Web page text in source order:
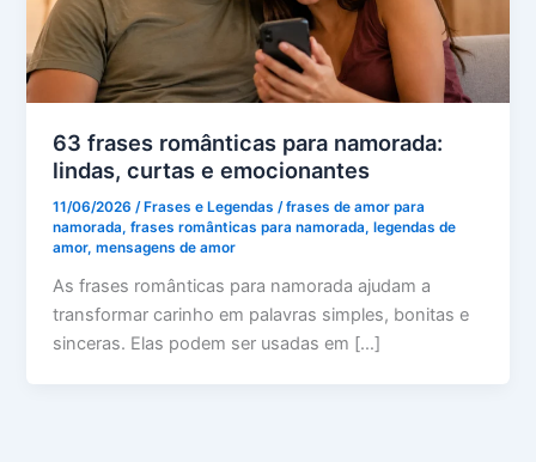
63 frases românticas para namorada:
lindas, curtas e emocionantes
11/06/2026 /Frases e Legendas /frases de amor para
namorada,frases românticas para namorada,legendas de
amor,mensagens de amor
As frases românticas para namorada ajudam a
transformar carinho em palavras simples, bonitas e
sinceras. Elas podem ser usadas em […]